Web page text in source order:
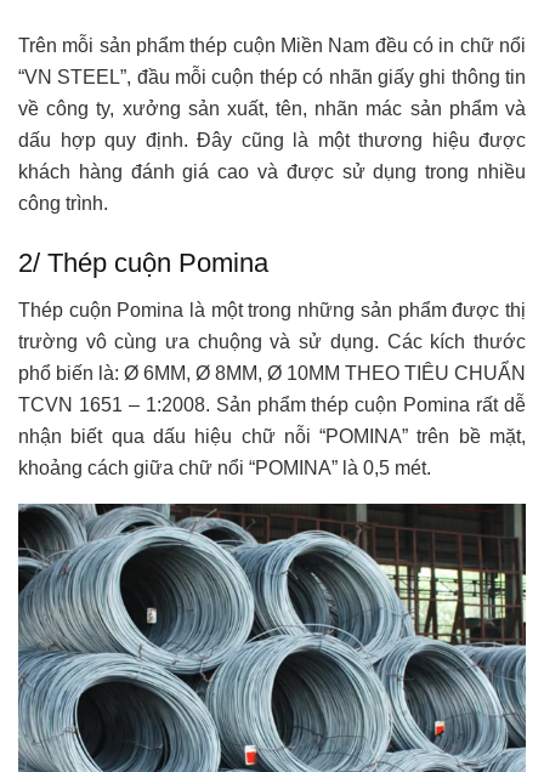
Trên mỗi sản phẩm thép cuộn Miền Nam đều có in chữ nổi
“VN STEEL”, đầu mỗi cuộn thép có nhãn giấy ghi thông tin
về công ty, xưởng sản xuất, tên, nhãn mác sản phẩm và
dấu hợp quy định. Đây cũng là một thương hiệu được
khách hàng đánh giá cao và được sử dụng trong nhiều
công trình.
2/ Thép cuộn Pomina
Thép cuộn Pomina là một trong những sản phẩm được thị
trường vô cùng ưa chuộng và sử dụng. Các kích thước
phổ biến là: Ø 6MM, Ø 8MM, Ø 10MM THEO TIÊU CHUẨN
TCVN 1651 – 1:2008. Sản phẩm thép cuộn Pomina rất dễ
nhận biết qua dấu hiệu chữ nỗi “POMINA” trên bề mặt,
khoảng cách giữa chữ nổi “POMINA” là 0,5 mét.